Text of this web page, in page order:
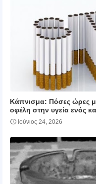
Κάπνισμα: Πόσες ώρες
οφέλη στην υγεία ενός
Ιούνιος 24, 2026